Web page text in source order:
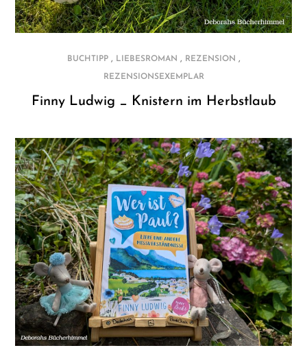
BUCHTIPP, LIEBESROMAN , REZENSION ,
REZENSIONSEXEMPLAR
Finny Ludwig _ Knistern im Herbstlaub